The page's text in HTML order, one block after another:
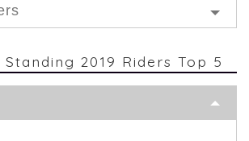
Standing 2019 Riders Top 5